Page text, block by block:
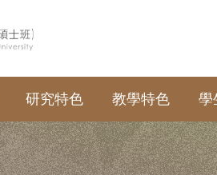
研究特色 教學特色 學